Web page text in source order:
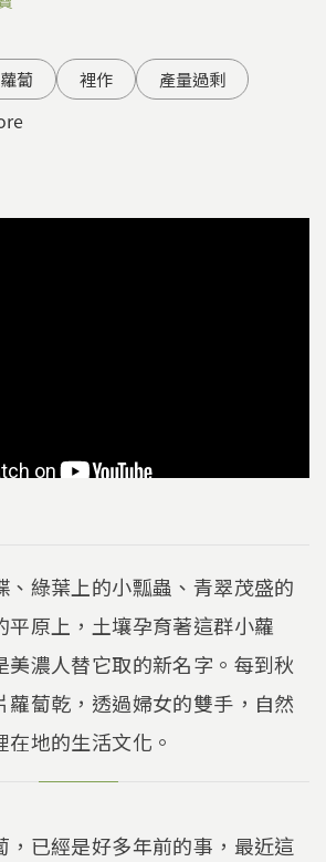
蔔 裡作
產量過剩
、綠葉上的小瓢蟲、青翠茂盛的
原上，土壤孕育著這群小蘿
美濃人替它取的新名字。每到秋
蘿蔔乾，透過婦女的雙手，自然
地的生活文化。
，已經是好多年前的事，最近這